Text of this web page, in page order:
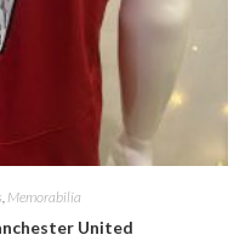
Memorabilia
United